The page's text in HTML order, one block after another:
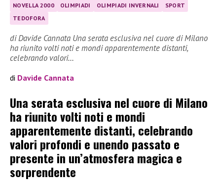
NOVELLA 2000
OLIMPIADI OLIMPIADI INVERNALI
SPORT
TEDOFORA
di Davide Cannata Una serata esclusiva nel cuore di Milano
ha riunito volti noti e mondi apparentemente distanti,
celebrando valori…
di Davide Cannata
Una serata esclusiva nel cuore di Milano
ha riunito volti noti e mondi
apparentemente distanti, celebrando
valori profondi e unendo passato e
presente in un’atmosfera magica e
sorprendente